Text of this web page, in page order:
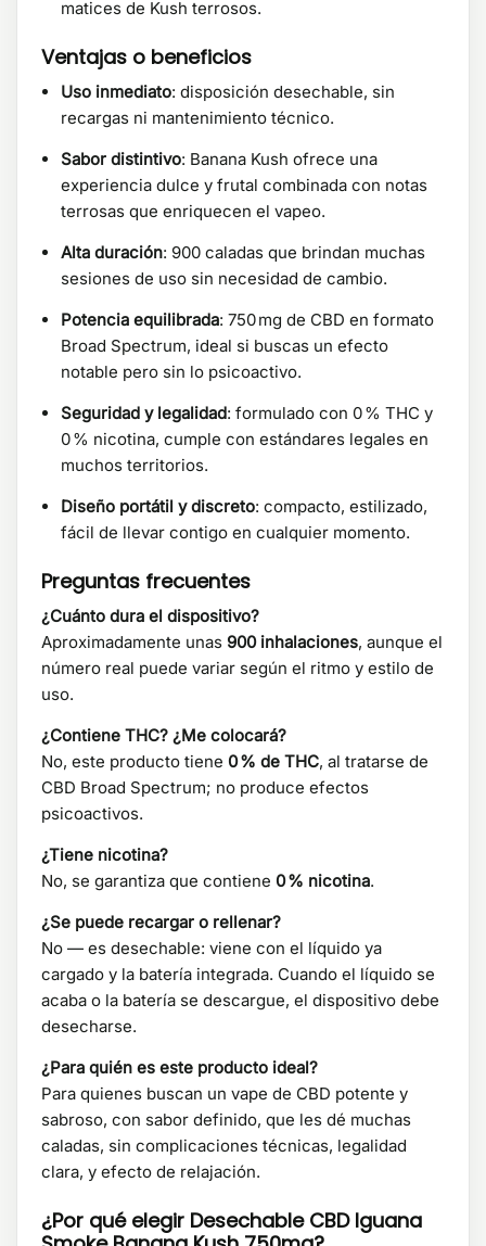
matices de Kush terrosos.
Ventajas o beneficios
Uso inmediato: disposición desechable, sin
recargas ni mantenimiento técnico.
Sabor distintivo: Banana Kush ofrece una
experiencia dulce y frutal combinada con notas
terrosas que enriquecen el vapeo.
Alta duración: 900 caladas que brindan muchas
sesiones de uso sin necesidad de cambio.
Potencia equilibrada: 750 mg de CBD en formato
Broad Spectrum, ideal si buscas un efecto
notable pero sin lo psicoactivo.
Seguridad y legalidad: formulado con 0 % THC y
0 % nicotina, cumple con estándares legales en
muchos territorios.
Diseño portátil y discreto: compacto, estilizado,
fácil de llevar contigo en cualquier momento.
Preguntas frecuentes
¿Cuánto dura el dispositivo?
Aproximadamente unas 900 inhalaciones, aunque el
número real puede variar según el ritmo y estilo de
uso.
¿Contiene THC? ¿Me colocará?
No, este producto tiene 0 % de THC, al tratarse de
CBD Broad Spectrum; no produce efectos
psicoactivos.
¿Tiene nicotina?
No, se garantiza que contiene 0 % nicotina.
¿Se puede recargar o rellenar?
No — es desechable: viene con el líquido ya
cargado y la batería integrada. Cuando el líquido se
acaba o la batería se descargue, el dispositivo debe
desecharse.
¿Para quién es este producto ideal?
Para quienes buscan un vape de CBD potente y
sabroso, con sabor definido, que les dé muchas
caladas, sin complicaciones técnicas, legalidad
clara, y efecto de relajación.
¿Por qué elegir Desechable CBD Iguana